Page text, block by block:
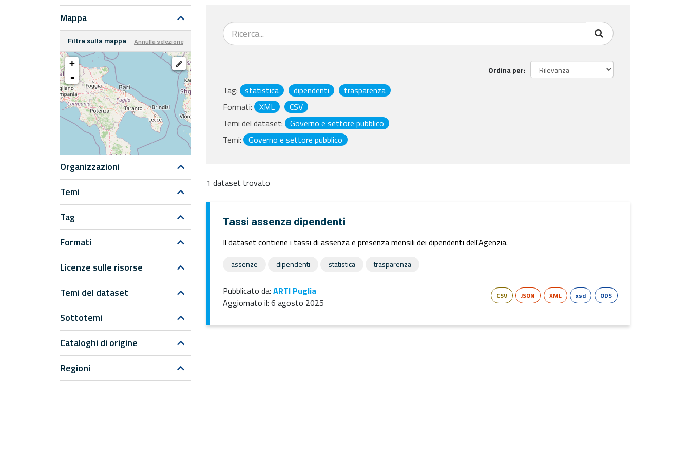
Mappa
Filtra sulla mappa Annulla selezione
+
-
Organizzazioni
Temi
Tag
Formati
Licenze sulle risorse
Temi del dataset
Sottotemi
Cataloghi di origine
Regioni
Ordina per
Tag: statistica dipendenti
trasparenza
Formati:
XML
CSV
Temi del dataset:
Governo e settore pubblico
Temi:
Governo e settore pubblico
1 dataset trovato
Tassi assenza dipendenti
Il dataset contiene i tassi di assenza e presenza mensili dei dipendenti dell'Agenzia.
assenze dipendenti statistica trasparenza
Pubblicato da: ARTI Puglia
Aggiornato il: 6 agosto 2025
CSV JSON XML xsd ODS